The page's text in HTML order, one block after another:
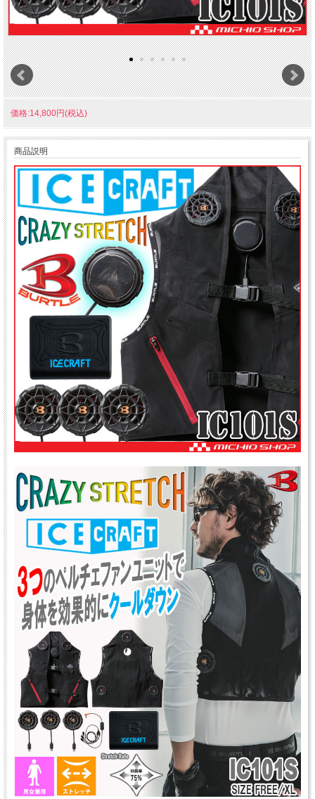
価格:14,800円(税込)
商品説明